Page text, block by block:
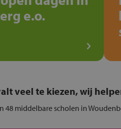
e.o.
veel te kiezen, wij
48 middelbare scholen in